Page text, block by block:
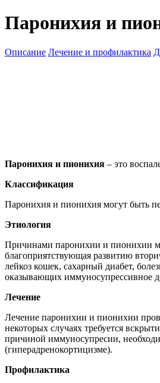
Паронихия и
Описание Лечение и профилактика
Паронихия и пионихия – это
Классификация
Паронихия и пионихия могут быть
Этиология
Причинами паронихии и пионихии
благоприятствующая развитию
лейкоз кошек, сахарный диабет,
оказывающих иммуносупрессивное
Лечение
Лечение паронихии и пионихии
некоторых случаях требуется
причиной иммуносупресии,
(гиперадренокортицизме).
Профилактика